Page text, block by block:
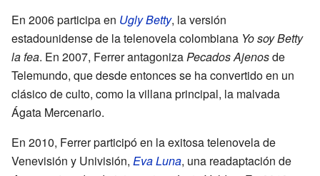
En 2006 participa en Ugly Betty, la versión
estadounidense de la telenovela colombiana Yo soy Betty
la fea. En 2007, Ferrer antagonizaPecados Ajenosde
Telemundo, que desde entonces se ha convertido en un
clásico de culto, como la villana principal, la malvada
Ágata Mercenario.
En 2010, Ferrer participó en la exitosa telenovela de
Venevisión y Univisión, Eva Luna, una readaptación de